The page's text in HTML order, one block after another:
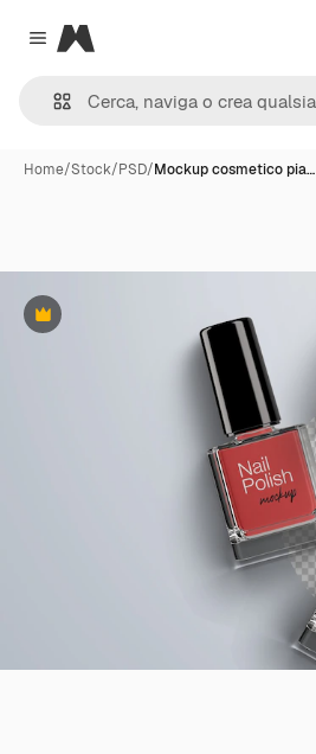
Close menu
Magnific
Home/Stock/PSD/Mockup cosmetico pia…
Premium